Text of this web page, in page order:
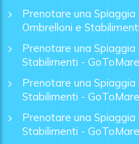
Prenotare una
Ombrelloni e
Prenotare una Spiaggia
Stabilimenti - GoToMare
Prenotare una Spiaggia
Stabilimenti - GoToMare
Prenotare una
Stabilimenti - GoToMare